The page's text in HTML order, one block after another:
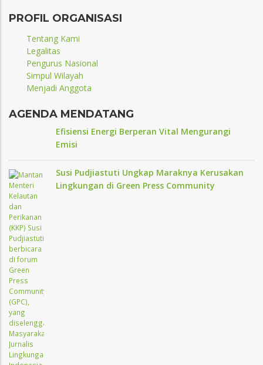
PROFIL ORGANISASI
Tentang Kami
Legalitas
Pengurus Nasional
Simpul Wilayah
Menjadi Anggota
AGENDA MENDATANG
Efisiensi Energi Berperan Vital Mengurangi
Emisi
Susi Pudjiastuti Ungkap Maraknya Kerusakan
Lingkungan di Green Press Community